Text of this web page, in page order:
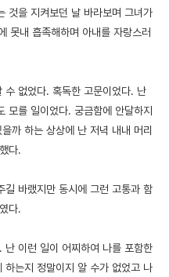
것을 지켜보던 날 바라보며 그녀가
못내 흡족해하며 아내를 자랑스러
수 없었다. 혹독한 고문이었다. 난
모를 일이었다. 궁금함에 안달하지
까 하는 상상에 난 저녁 내내 머리
다.
길 바랬지만 동시에 그런 고통과 함
다.
이런 일이 어찌하여 나를 포함한
하는지 정말이지 알 수가 없었고 나